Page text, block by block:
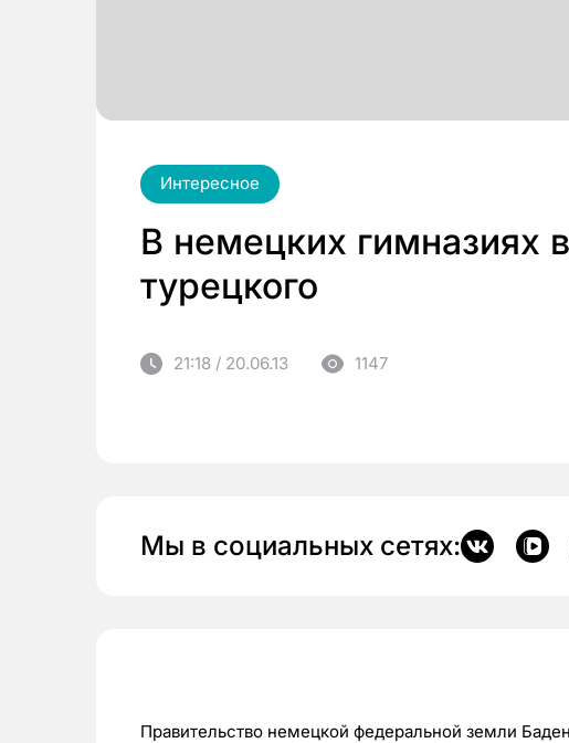
Интересное
В немецких гимназиях
турецкого
21:18 / 20.06.13 1147
Мы в социальных сетях:
Правительство немецкой федеральной земли